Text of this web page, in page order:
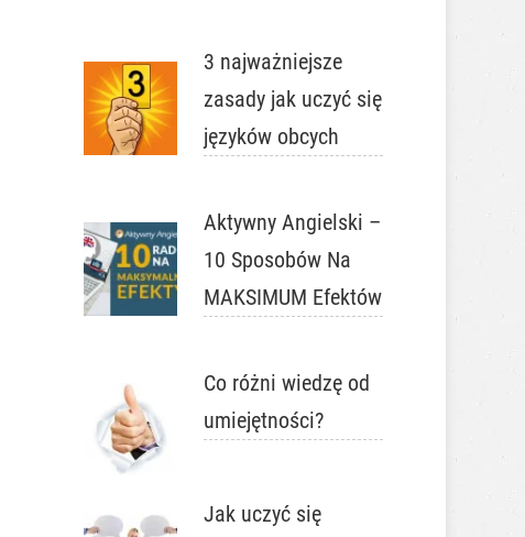
3 najważniejsze
zasady jak uczyć się
języków obcych
Aktywny Angielski –
10 Sposobów Na
MAKSIMUM Efektów
Co różni wiedzę od
umiejętności?
Jak uczyć się